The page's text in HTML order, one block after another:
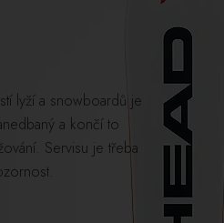
lyží a snowboardů je
a končí to
Servisu je třeba